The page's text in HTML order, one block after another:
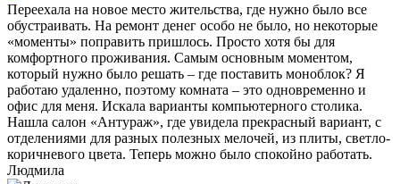
Переехала на новое место жительства, где нужно было все
обустраивать. На ремонт денег особо не было, но некоторые
«моменты» поправить пришлось. Просто хотя бы для
комфортного проживания. Самым основным моментом,
который нужно было решать – где поставить моноблок? Я
работаю удаленно, поэтому комната – это одновременно и
офис для меня. Искала варианты компьютерного столика.
Нашла салон «Антураж», где увидела прекрасный вариант, с
отделениями для разных полезных мелочей, из плиты, светло-
коричневого цвета. Теперь можно было спокойно работать.
Людмила